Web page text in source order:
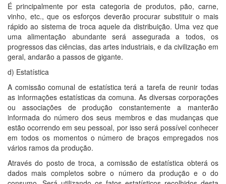
É principalmente por esta categoria de produtos, pão, carne,
vinho, etc., que os esforços deverão procurar substituir o mais
rápido ao sistema de troca aquele da distribuição. Uma vez que
uma alimentação abundante será assegurada a todos, os
progressos das ciências, das artes industriais, e da civilização em
geral, andarão a passos de gigante.
d) Estatística
A comissão comunal de estatística terá a tarefa de reunir todas
as informações estatísticas da comuna. As diversas corporações
ou associações de produção constantemente a manterão
informada do número dos seus membros e das mudanças que
estão ocorrendo em seu pessoal, por isso será possível conhecer
em todos os momentos o número de braços empregados nos
vários ramos da produção.
Através do posto de troca, a comissão de estatística obterá os
dados mais completos sobre o número da produção e o do